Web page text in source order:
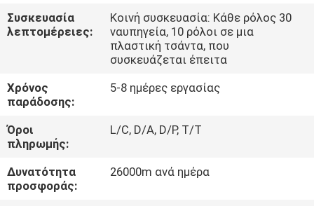
ΕΛΆΤΕ
ΜΕ
ΖΗΤΉΣΤΕ
ΈΝΑ
ΑΠΌΣΠΑΣΜΑ
Συσκευασία
λεπτομέρειες:
Κοινή συσκευασία: Κάθε ρόλος 30
ναυπηγεία, 10 ρόλοι σε μια
πλαστική τσάντα, που
συσκευάζεται έπειτα
Χρόνος
παράδοσης:
5-8 ημέρες εργασίας
Όροι
πληρωμής:
L/C, D/A, D/P, T/T
Δυνατότητα
προσφοράς:
26000m ανά ημέρα